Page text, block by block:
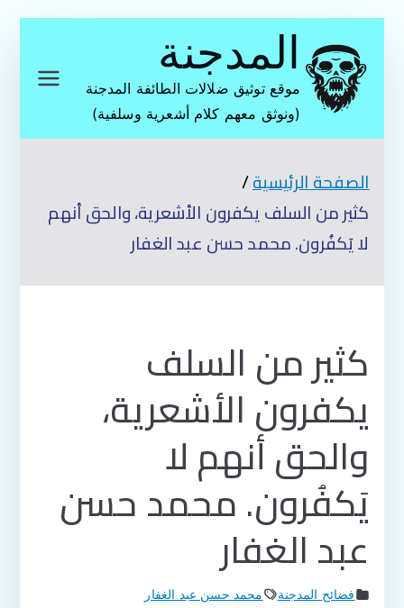
المحتوى
المدجنة
موقع توثيق ضلالات الطائفة المدجنة
(ونوثق معهم كلام أشعرية وسلفية)
الصفحة الرئيسية
كثير من السلف يكفرون الأشعرية، والحق أنهم
لا يَكفُرون. محمد حسن عبد الغفار
كثير من السلف
يكفرون الأشعرية،
والحق أنهم لا
يَكفُرون. محمد حسن
عبد الغفار
فضائح المدجنة محمد حسن عبد الغفار